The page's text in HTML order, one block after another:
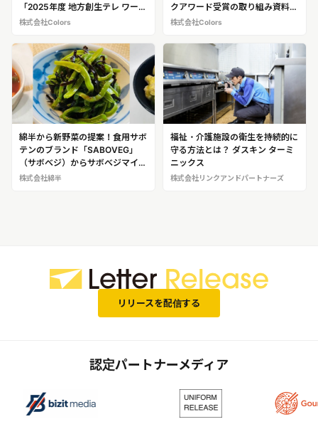
「2025年度 地方創生テレ ワーク
アワード」で地方創生担当大臣賞
在住・子育て世代の雇用創出と、
中小企業の生産性向上の両立が高
評価～
株式会社Colors
クアワード受賞の取り組み資料お
よび代表インタビュー動画を公開
株式会社Colors
綿半から新野菜の提案！食用サボ
テンのブランド「SABOVEG」
（サボべジ）からサボべジマイス
ターが誕生！
株式会社綿半
福祉・介護施設の衛生を持続的に
守る方法とは？ ダスキン ターミ
ニックス
株式会社リンクアンドパートナーズ
リリースを配信する
認定パートナーメディア